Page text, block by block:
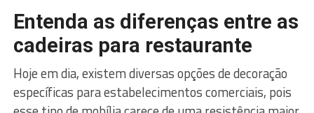
Entenda as diferenças entre as
cadeiras para restaurante
Hoje em dia, existem diversas opções de decoração
específicas para estabelecimentos comerciais, pois